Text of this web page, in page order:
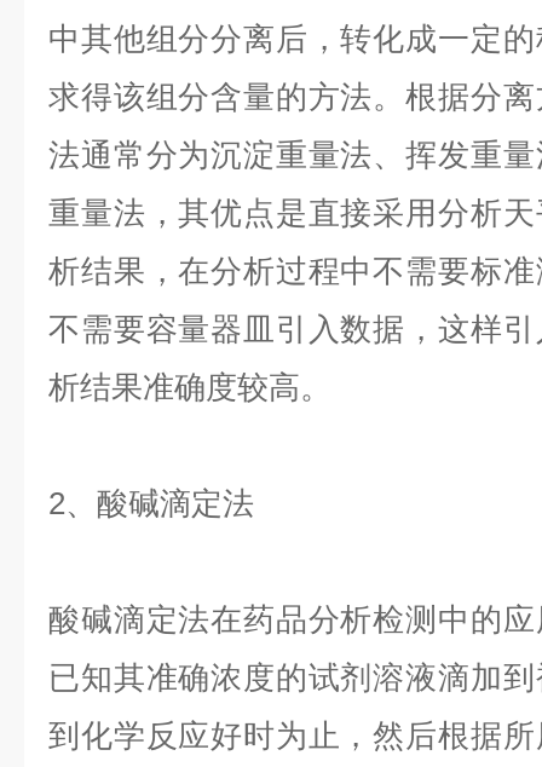
中其他组分分离后，转化成一定
求得该组分含量的方法。根据分
法通常分为沉淀重量法、挥发重
重量法，其优点是直接采用分析
析结果，在分析过程中不需要标
不需要容量器皿引入数据，这样
析结果准确度较高。
2、酸碱滴定法
酸碱滴定法在药品分析检测中的
已知其准确浓度的试剂溶液滴加
到化学反应好时为止，然后根据